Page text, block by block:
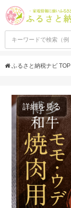
ふるさと納税ナビ TOP
詳細を見る